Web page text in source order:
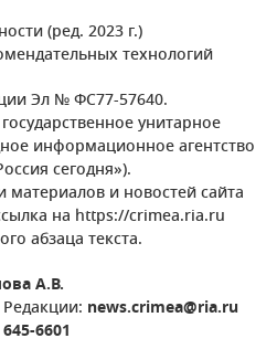
(ред. 2023 г.)
технологий
Эл № ФС77-57640.
унитарное
информационное агентство
сегодня»).
и новостей сайта
на https://crimea.ria.ru
абзаца текста.
А.В.
news.crimea@ria.ru
6601